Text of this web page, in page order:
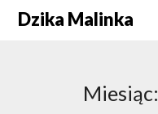
SkipDzika Malinka
Miesiąc: